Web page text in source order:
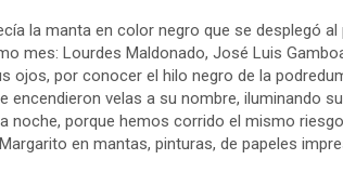
la manta en color negro que se desplegó
mes: Lourdes Maldonado, José Luis
ojos, por conocer el hilo negro de la
encendieron velas a su nombre, iluminando
noche, porque hemos corrido el mismo
en mantas, pinturas, de papeles